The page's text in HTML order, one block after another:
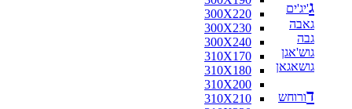
300X220
300X230
300X240
310X170
310X180
310X200
310X210
ג'יג'ים
גאבה
גבה
גוש'אגן
גושאגאן
דורוחש
210X140
210X240
216X250
220X100
220X110
220X120
220X130